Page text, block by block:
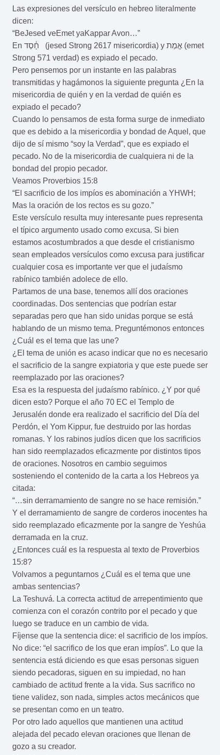
Las expresiones del versículo en hebreo literalmente
dicen:
“BeJesed veEmet yaKappar Avon…”
En חָ֫סֶד (jesed Strong 2617 misericordia) y אֱמֶת (emet
Strong 571 verdad) es expiado el pecado.
Pero pensemos por un instante en las palabras
transmitidas y hagámonos la siguiente pregunta ¿En la
misericordia de quién y en la verdad de quién es
expiado el pecado?
Cuando lo pensamos de esta forma surge de inmediato
que es debido a la misericordia y bondad de Aquel, que
dijo de sí mismo “soy la Verdad”, que es expiado el
pecado. No de la misericordia de cualquiera ni de la
bondad del propio pecador.
Veamos Proverbios 15:8
“El sacrificio de los impíos es abominación a YHWH;
Mas la oración de los rectos es su gozo.”
Este versículo resulta muy interesante pues representa
el típico argumento usado como excusa. Si bien
estamos acostumbrados a que desde el cristianismo
sean empleados versículos como excusa para justificar
cualquier cosa es importante ver que el judaísmo
rabínico también adolece de ello.
Partamos de una base, tenemos allí dos oraciones
coordinadas. Dos sentencias que podrían estar
separadas pero que han sido unidas porque se está
hablando de un mismo tema. Preguntémonos entonces
¿Cuál es el tema que las une?
¿El tema de unión es acaso indicar que no es necesario
el sacrificio de la sangre expiatoria y que este puede ser
reemplazado por las oraciones?
Esa es la respuesta del judaísmo rabínico. ¿Y por qué
dicen esto? Porque el año 70 EC el Templo de
Jerusalén donde era realizado el sacrificio del Día del
Perdón, el Yom Kippur, fue destruido por las hordas
romanas. Y los rabinos judíos dicen que los sacrificios
han sido reemplazados eficazmente por distintos tipos
de oraciones. Nosotros en cambio seguimos
sosteniendo el contenido de la carta a los Hebreos ya
citada:
“…sin derramamiento de sangre no se hace remisión.”
Y el derramamiento de sangre de corderos inocentes ha
sido reemplazado eficazmente por la sangre de Yeshúa
derramada en la cruz.
¿Entonces cuál es la respuesta al texto de Proverbios
15:8?
Volvamos a peguntarnos ¿Cuál es el tema que une
ambas sentencias?
La Teshuvá. La correcta actitud de arrepentimiento que
comienza con el corazón contrito por el pecado y que
luego se traduce en un cambio de vida.
Fíjense que la sentencia dice: el sacrificio de los impíos.
No dice: “el sacrifico de los que eran impíos”. Lo que la
sentencia está diciendo es que esas personas siguen
siendo pecadoras, siguen en su impiedad, no han
cambiado de actitud frente a la vida. Sus sacrifico no
tiene validez, son nada, simples actos mecánicos que
se presentan como en un teatro.
Por otro lado aquellos que mantienen una actitud
alejada del pecado elevan oraciones que llenan de
gozo a su creador.